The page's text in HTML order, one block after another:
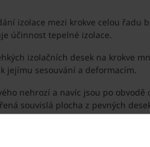
izolace mezi krokve celou
účinnost tepelné izolace.
izolačních desek na krokve
jejímu sesouvání a deformacím.
nehrozí a navíc jsou po
souvislá plocha z pevných